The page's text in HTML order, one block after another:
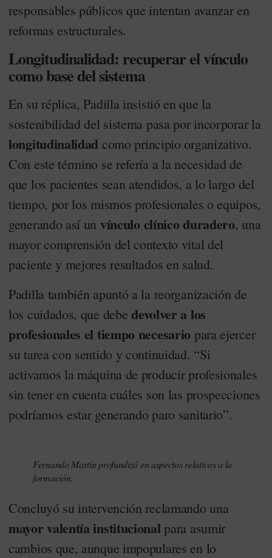
responsables públicos que intentan avanzar en
reformas estructurales.
Longitudinalidad: recuperar el vínculo
como base del sistema
En su réplica, Padilla insistió en que la
sostenibilidad del sistema pasa por incorporar la
longitudinalidad como principio organizativo.
Con este término se refería a la necesidad de
que los pacientes sean atendidos, a lo largo del
tiempo, por los mismos profesionales o equipos,
generando así un vínculo clínico duradero, una
mayor comprensión del contexto vital del
paciente y mejores resultados en salud.
Padilla también apuntó a la reorganización de
los cuidados, que debedevolver a los
profesionales el tiempo necesario para ejercer
su tarea con sentido y continuidad. “Si
activamos la máquina de producir profesionales
sin tener en cuenta cuáles son las prospecciones
podríamos estar generando paro sanitario”.
Fernando Martín profundizó en aspectos relativos a la
formación.
Concluyó su intervención reclamando una
mayor valentía institucionalpara asumir
cambios que, aunque impopulares en lo